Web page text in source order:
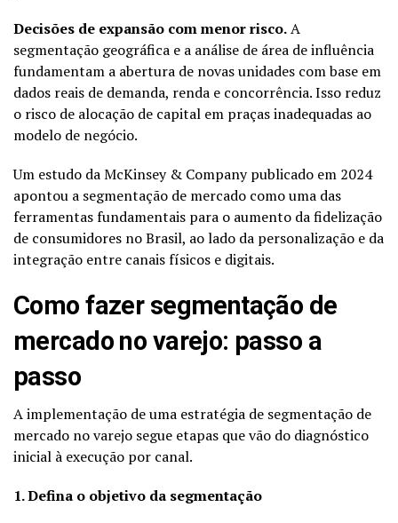
Decisões de expansão com menor risco.A
segmentação geográfica e a análise de área de influência
fundamentam a abertura de novas unidades com base em
dados reais de demanda, renda e concorrência. Isso reduz
o risco de alocação de capital em praças inadequadas ao
modelo de negócio.
Um estudo da McKinsey & Company publicado em 2024
apontou a segmentação de mercado como uma das
ferramentas fundamentais para o aumento da fidelização
de consumidores no Brasil, ao lado da personalização e da
integração entre canais físicos e digitais.
Como fazer segmentação de
mercado no varejo: passo a
passo
A implementação de uma estratégia de segmentação de
mercado no varejo segue etapas que vão do diagnóstico
inicial à execução por canal.
1. Defina o objetivo da segmentação